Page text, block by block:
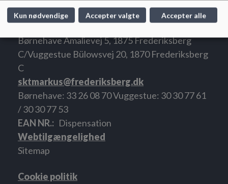
Skt. Markus Sogns Børnehus
Børnehave Amalievej 5, 1875 Frederiksberg
C/Vuggestue Bülowsvej 20, 1870 Frederiksberg
C
sktmarkus@frederiksberg.dk
Børnehave: 33 26 08 70 Vuggestue: 30 30 77 61
/ 30 30 77 53
EAN NR.
Dispensation
Webtilgængelighed
Sitemap
Cookie politik
Kun nødvendige Accepter valgte Accepter alle